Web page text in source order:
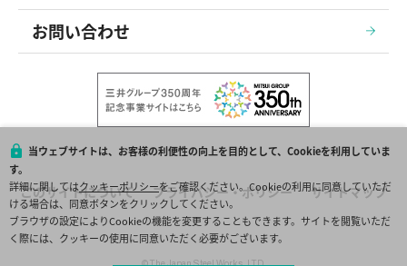
お問い合わせ
このサイトについて プライバシー・ポリシー サイトマップ
© The Japan Steel Works, LTD.
当ウェブサイトは、お客様の利便性の向上を目的として、Cookieを利用していま
す。
詳細に関してはクッキーポリシーをご確認ください。Cookieの利用に同意していただ
ける場合は、同意ボタンをクリックしてください。
ブラウザの設定によりCookieの機能を変更することもできます。サイトを閲覧いただ
く際には、クッキーの使用に同意いただく必要がございます。